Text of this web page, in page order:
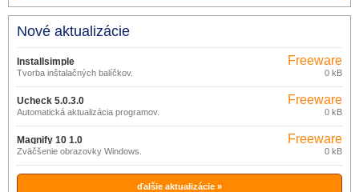
Nové aktualizácie
Installsimple
Tvorba inštalačných balíčkov.
Freeware
0 kB
Ucheck 5.0.3.0
Automatická aktualizácia programov.
Freeware
0 kB
Magnify 10 1.0
Zväčšenie obrazovky Windows.
Freeware
0 kB
ďalšie aktualizácie »